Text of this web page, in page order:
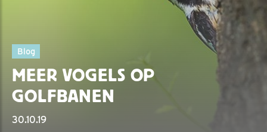
Blog
MEER VOGELS OP
GOLFBANEN
30.10.19